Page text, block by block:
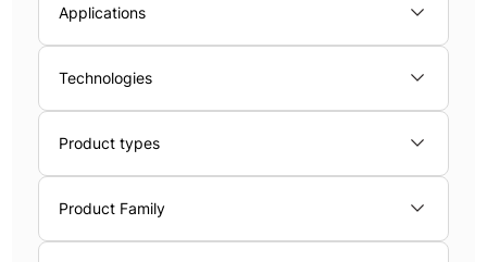
Applications
Technologies
Product types
Product Family